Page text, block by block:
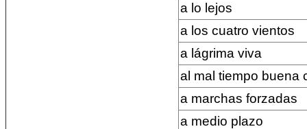
a lo lejos
a los cuatro vientos
a lágrima viva
al mal tiempo buena
a marchas forzadas
a medio plazo